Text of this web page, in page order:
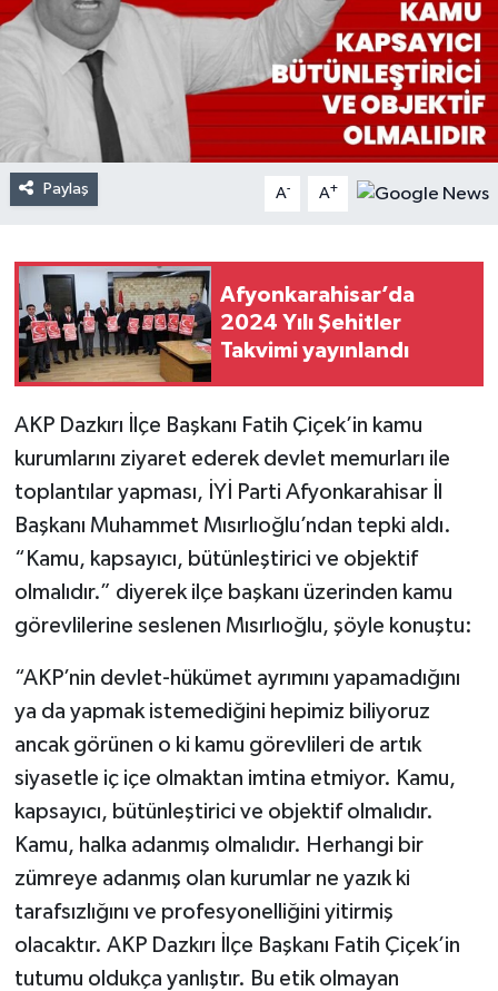
Paylaş A- A+
Afyonkarahisar’da
2024 Yılı Şehitler
Takvimi yayınlandı
AKP Dazkırı İlçe Başkanı Fatih Çiçek’in kamu
kurumlarını ziyaret ederek devlet memurları ile
toplantılar yapması, İYİ Parti Afyonkarahisar İl
Başkanı Muhammet Mısırlıoğlu’ndan tepki aldı.
“Kamu, kapsayıcı, bütünleştirici ve objektif
olmalıdır.” diyerek ilçe başkanı üzerinden kamu
görevlilerine seslenen Mısırlıoğlu, şöyle konuştu:
“AKP’nin devlet-hükümet ayrımını yapamadığını
ya da yapmak istemediğini hepimiz biliyoruz
ancak görünen o ki kamu görevlileri de artık
siyasetle iç içe olmaktan imtina etmiyor. Kamu,
kapsayıcı, bütünleştirici ve objektif olmalıdır.
Kamu, halka adanmış olmalıdır. Herhangi bir
zümreye adanmış olan kurumlar ne yazık ki
tarafsızlığını ve profesyonelliğini yitirmiş
olacaktır. AKP Dazkırı İlçe Başkanı Fatih Çiçek’in
tutumu oldukça yanlıştır. Bu etik olmayan